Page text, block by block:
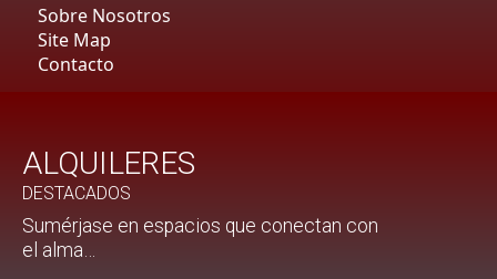
P
Sobre Nosotros
P
Site Map
P
Contacto
ALQUILERES
DESTACADOS
Sumérjase en espacios que conectan con
el alma…